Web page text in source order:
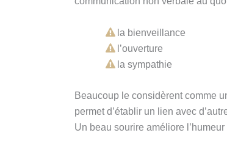
la bienveillance
l’ouverture
la sympathie
Beaucoup le considèrent comme
permet d’établir un lien avec
Un beau sourire améliore